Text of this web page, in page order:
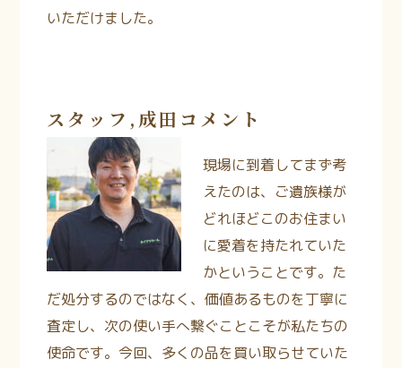
いただけました。
スタッフ,成田コメント
現場に到着してまず考
えたのは、ご遺族様が
どれほどこのお住まい
に愛着を持たれていた
かということです。た
だ処分するのではなく、価値あるものを丁寧に
査定し、次の使い手へ繋ぐことこそが私たちの
使命です。今回、多くの品を買い取らせていた